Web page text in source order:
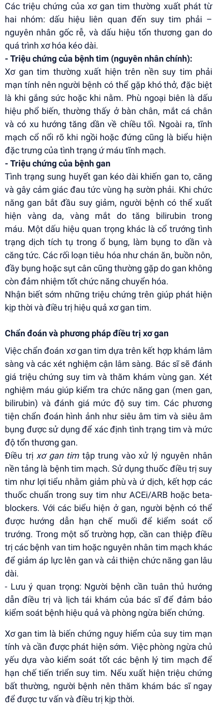
Các triệu chứng của xơ gan tim thường xuất phát từ
hai nhóm: dấu hiệu liên quan đến suy tim phải –
nguyên nhân gốc rễ, và dấu hiệu tổn thương gan do
quá trình xơ hóa kéo dài.
- Triệu chứng của bệnh tim (nguyên nhân chính):
Xơ gan tim thường xuất hiện trên nền suy tim phải
mạn tính nên người bệnh có thể gặp khó thở, đặc biệt
là khi gắng sức hoặc khi nằm. Phù ngoại biên là dấu
hiệu phổ biến, thường thấy ở bàn chân, mắt cá chân
và có xu hướng tăng dần về chiều tối. Ngoài ra, tĩnh
mạch cổ nổi rõ khi ngồi hoặc đứng cũng là biểu hiện
đặc trưng của tình trạng ứ máu tĩnh mạch.
- Triệu chứng của bệnh gan
Tình trạng sung huyết gan kéo dài khiến gan to, căng
và gây cảm giác đau tức vùng hạ sườn phải. Khi chức
năng gan bắt đầu suy giảm, người bệnh có thể xuất
hiện vàng da, vàng mắt do tăng bilirubin trong
máu. Một dấu hiệu quan trọng khác là cổ trướng tình
trạng dịch tích tụ trong ổ bụng, làm bụng to dần và
căng tức. Các rối loạn tiêu hóa như chán ăn, buồn nôn,
đầy bụng hoặc sụt cân cũng thường gặp do gan không
còn đảm nhiệm tốt chức năng chuyển hóa.
Nhận biết sớm những triệu chứng trên giúp phát hiện
kịp thời và điều trị hiệu quả xơ gan tim.
Chẩn đoán và phương pháp điều trị xơ gan
Việc chẩn đoán xơ gan tim dựa trên kết hợp khám lâm
sàng và các xét nghiệm cận lâm sàng. Bác sĩ sẽ đánh
giá triệu chứng suy tim và thăm khám vùng gan. Xét
nghiệm máu giúp kiểm tra chức năng gan (men gan,
bilirubin) và đánh giá mức độ suy tim. Các phương
tiện chẩn đoán hình ảnh như siêu âm tim và siêu âm
bụng được sử dụng để xác định tình trạng tim và mức
độ tổn thương gan.
Điều trị xơ gan timtập trung vào xử lý nguyên nhân
nền tảng là bệnh tim mạch. Sử dụng thuốc điều trị suy
tim như lợi tiểu nhằm giảm phù và ứ dịch, kết hợp các
thuốc chuẩn trong suy tim như ACEi/ARB hoặc beta-
blockers. Với các biểu hiện ở gan, người bệnh có thể
được hướng dẫn hạn chế muối để kiểm soát cổ
trướng. Trong một số trường hợp, cần can thiệp điều
trị các bệnh van tim hoặc nguyên nhân tim mạch khác
để giảm áp lực lên gan và cải thiện chức năng gan lâu
dài.
- Lưu ý quan trọng: Người bệnh cần tuân thủ hướng
dẫn điều trị và lịch tái khám của bác sĩ để đảm bảo
kiểm soát bệnh hiệu quả và phòng ngừa biến chứng.
Xơ gan tim là biến chứng nguy hiểm của suy tim mạn
tính và cần được phát hiện sớm. Việc phòng ngừa chủ
yếu dựa vào kiểm soát tốt các bệnh lý tim mạch để
hạn chế tiến triển suy tim. Nếu xuất hiện triệu chứng
bất thường, người bệnh nên thăm khám bác sĩ ngay
để được tư vấn và điều trị kịp thời.